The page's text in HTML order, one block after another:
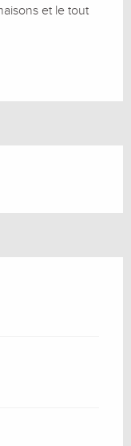
et le tout